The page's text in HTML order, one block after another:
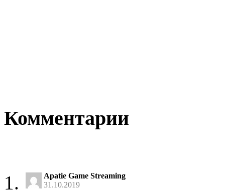
Комментарии
Apatie Game Streaming
31.10.2019